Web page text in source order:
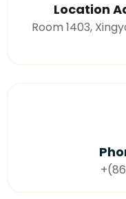
Location
Room 1403,